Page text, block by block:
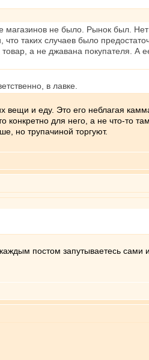
не было. Рынок был. Нет
таких случаев было
а не джавана покупателя. А
в лавке.
вещи и еду. Это его неблагая
конкретно для него, а не что-то
но трупачиной торгуют.
постом запутываетесь сами